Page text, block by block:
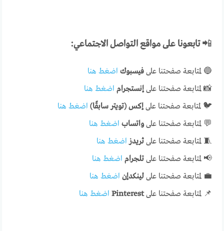
📲تابعونا على مواقع التواصل الاجتماعي:
🔵 لمتابعة صفحتنا علىفيسبوك اضغط هنا
📸 لمتابعة صفحتنا علىإنستجرام اضغط هنا
🐦 لمتابعة صفحتنا علىإكس (تويتر سابقًا) اضغط هنا
💬 لمتابعة صفحتنا علىواتساب اضغط هنا
🧵 لمتابعة صفحتنا علىثريدز اضغط هنا
📢 لمتابعة صفحتنا علىتلجرام اضغط هنا
💼 لمتابعة صفحتنا علىلينكدإن اضغط هنا
📌 لمتابعة صفحتنا علىPinterest اضغط هنا